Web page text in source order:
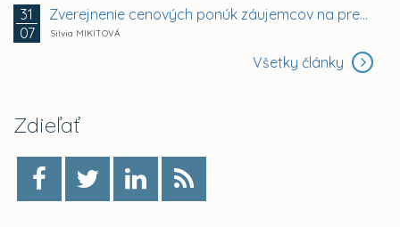
31
07
Zverejnenie cenových ponúk záujemcov na prenájom...
Silvia MIKITOVÁ
Všetky články
Zdieľať